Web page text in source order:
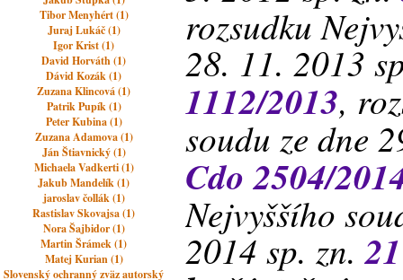
Tibor Menyhért (1)
Juraj Lukáč (1)
Igor Krist (1)
David Horváth (1)
Dávid Kozák (1)
Zuzana Klincová (1)
Patrik Pupík (1)
Peter Kubina (1)
Zuzana Adamova (1)
Ján Štiavnický (1)
Michaela Vadkerti (1)
Jakub Mandelík (1)
jaroslav čollák (1)
Rastislav Skovajsa (1)
Nora Šajbidor (1)
Martin Šrámek (1)
Matej Kurian (1)
Slovenský ochranný zväz autorský
rozsudku
28. 11. 2013
1112/2013,
soudu ze dne
Cdo 2504/
Nejvyššího
2014 sp. zn.